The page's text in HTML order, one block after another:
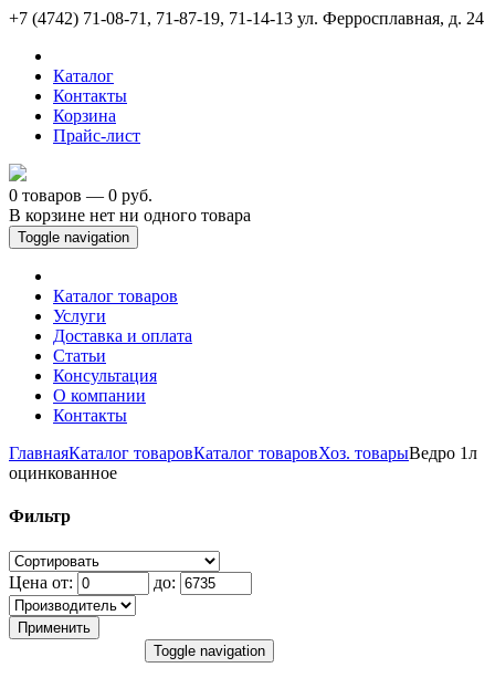
+7 (4742) 71-08-71, 71-87-19, 71-14-13 ул. Ферросплавная, д. 24
Каталог
Контакты
Корзина
Прайс-лист
0 товаров — 0 руб.
В корзине нет ни одного товара
Toggle navigation
Каталог товаров
Услуги
Доставка и оплата
Статьи
Консультация
О компании
Контакты
ГлавнаяКаталог товаровКаталог товаровХоз. товарыВедро 1л
оцинкованное
Фильтр
Цена от: до:
Применить
Toggle navigation